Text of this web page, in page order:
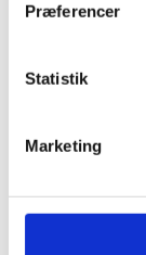
Præferencer
Statistik
Marketing